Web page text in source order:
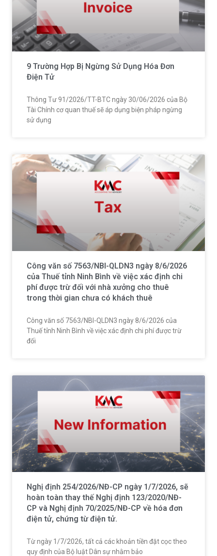
9 Trường Hợp Bị Ngừng Sử Dụng Hóa Đơn
Điện Tử
Thông Tư 91/2026/TT-BTC ngày 30/06/2026 của Bộ
Tài Chính cơ quan thuế sẽ áp dụng biện pháp ngừng
sử dụng
Công văn số 7563/NBI-QLDN3 ngày 8/6/2026
của Thuế tỉnh Ninh Bình về việc xác định chi
phí được trừ đối với nhà xưởng cho thuê
trong thời gian chưa có khách thuê
Công văn số 7563/NBI-QLDN3 ngày 8/6/2026 của
Thuế tỉnh Ninh Bình về việc xác định chi phí được trừ
đối
Nghị định 254/2026/NĐ-CP ngày 1/7/2026, sẽ
hoàn toàn thay thế Nghị định 123/2020/NĐ-
CP và Nghị định 70/2025/NĐ-CP về hóa đơn
điện tử, chứng từ điện tử.
Từ ngày 1/7/2026, tất cả các khoản tiền đặt cọc theo
quy định của Bộ luật Dân sự nhằm bảo